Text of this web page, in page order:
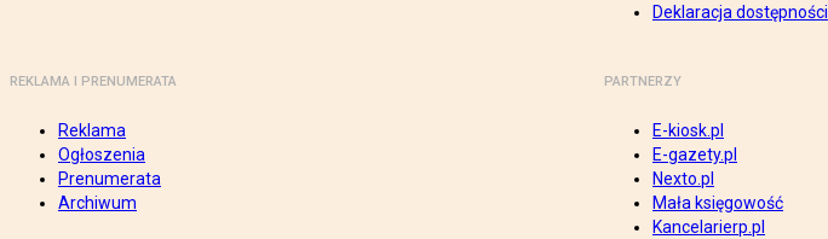
Deklaracja dostępności
REKLAMA I PRENUMERATA
Reklama
Ogłoszenia
Prenumerata
Archiwum
PARTNERZY
E-kiosk.pl
E-gazety.pl
Nexto.pl
Mała księgowość
Kancelarierp.pl